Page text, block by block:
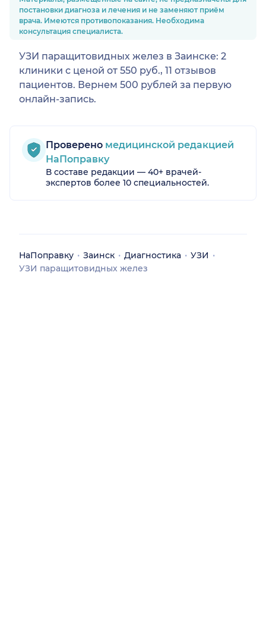
постановки диагноза и лечения и не заменяют приём
врача. Имеются противопоказания. Необходима
консультация специалиста.
УЗИ паращитовидных желез в Заинске: 2
клиники с ценой от 550 руб., 11 отзывов
пациентов. Вернем 500 рублей за первую
онлайн-запись.
Проверено медицинской редакцией
НаПоправку
В составе редакции — 40+ врачей-
экспертов более 10 специальностей.
НаПоправку Заинск Диагностика
УЗИ
УЗИ паращитовидных желез